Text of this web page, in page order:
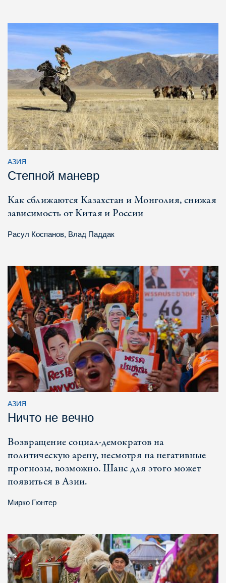
АЗИЯ
Степной маневр
Как сближаются Казахстан и Монголия, снижая
зависимость от Китая и России
Расул Коспанов, Влад Паддак
АЗИЯ
Ничто не вечно
Возвращение социал-демократов на
политическую арену, несмотря на негативные
прогнозы, возможно. Шанс для этого может
появиться в Азии.
Мирко Гюнтер